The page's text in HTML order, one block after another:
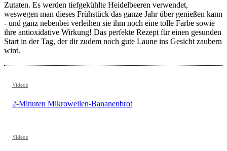
Zutaten. Es werden tiefgekühlte Heidelbeeren verwendet,
weswegen man dieses Frühstück das ganze Jahr über genießen kann
- und ganz nebenbei verleihen sie ihm noch eine tolle Farbe sowie
ihre antioxidative Wirkung! Das perfekte Rezept für einen gesunden
Start in der Tag, der dir zudem noch gute Laune ins Gesicht zaubern
wird.
Videos
2-Minuten Mikrowellen-Bananenbrot
Videos